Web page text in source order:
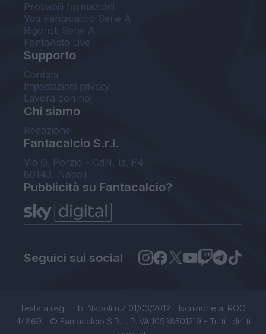
Probabili formazioni
Voti Fantacalcio Serie A
Rigoristi Serie A
FantaAsta Live
Supporto
Contatti
Impostazioni privacy
Lavora con noi
Chi siamo
Redazione
Fantacalcio S.r.l.
Via G. Porzio - CdN, Is. F4
80143, Napoli
Pubblicità su Fantacalcio?
Seguici sui social
Testata reg. Trib. Napoli n.7 01/03/2012 - Iscrizione al ROC:
44869 - © Fantacalcio S.R.L. P.IVA 10938501219 - Tutti i diritti